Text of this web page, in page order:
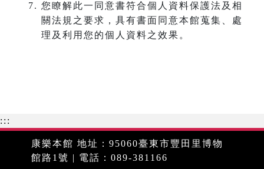
您瞭解此一同意書符合個人資料保護法及相
關法規之要求，具有書面同意本館蒐集、處
理及利用您的個人資料之效果。
:::
康樂本館 地址：95060臺東市豐田里博物
館路1號 | 電話：089-381166